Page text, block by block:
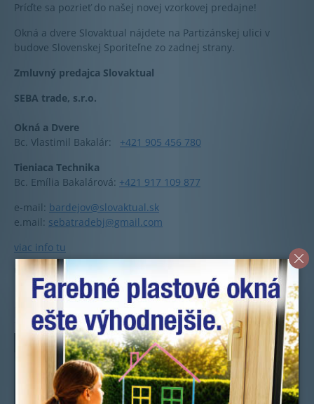
Príďte sa pozrieť do našej novej vzorkovej predajne!
Okná a dvere Slovaktual nájdete na Partizánskej ulici v
budove Slovenskej Sporiteľne zo zadnej strany.
Zmluvný predajca Slovaktual
SEBA trade, s.r.o.
Okná a Dvere
Bc. Vlastimil Bakalár: +421 905 456 780
Tieniaca Technika
Bc. Emília Bakalárová: +421 917 109 877
e-mail: bardejov@slovaktual.sk
e.mail: sebatradebj@gmail.com
viac info tu
Uverejnené: 7.2.2019
Ďalšie novinky